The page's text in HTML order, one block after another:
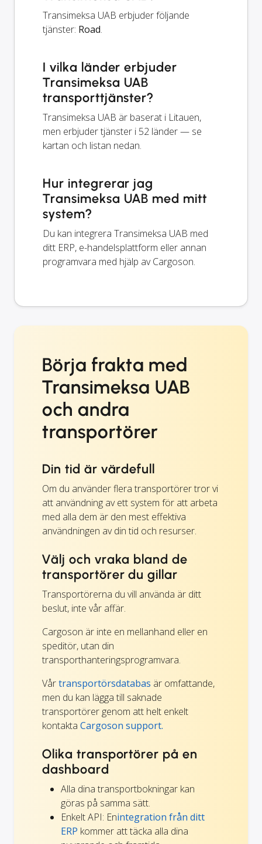
Transimeksa UAB erbjuder följande
tjänster: Road.
I vilka länder erbjuder
Transimeksa UAB
transporttjänster?
Transimeksa UAB är baserat i Litauen,
men erbjuder tjänster i 52 länder — se
kartan och listan nedan.
Hur integrerar jag
Transimeksa UAB med mitt
system?
Du kan integrera Transimeksa UAB med
ditt ERP, e-handelsplattform eller annan
programvara med hjälp av Cargoson.
Börja frakta med
Transimeksa UAB
och andra
transportörer
Din tid är värdefull
Om du använder flera transportörer tror vi
att användning av ett system för att arbeta
med alla dem är den mest effektiva
användningen av din tid och resurser.
Välj och vraka bland de
transportörer du gillar
Transportörerna du vill använda är ditt
beslut, inte vår affär.
Cargoson är inte en mellanhand eller en
speditör, utan din
transporthanteringsprogramvara.
Vårtransportörsdatabas är omfattande,
men du kan lägga till saknade
transportörer genom att helt enkelt
kontakta Cargoson support.
Olika transportörer på en
dashboard
Alla dina transportbokningar kan
göras på samma sätt.
Enkelt API: Enintegration från ditt
ERP kommer att täcka alla dina